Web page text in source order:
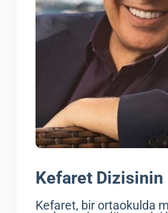
Kefaret Dizisinin
Kefaret, bir ortaokulda